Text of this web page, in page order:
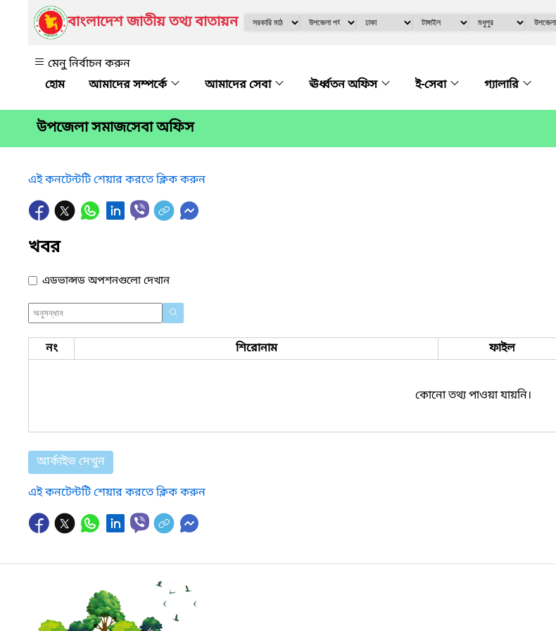
বাংলাদেশ জাতীয় তথ্য বাতায়ন
মেনু নির্বাচন করুন
আমাদের সম্পর্কে
আমাদের সেবা ঊর্ধ্বতন অফিস ই-সেবা গ্যালারি
উপজেলা সমাজসেবা অফিস
এই কনটেন্টটি শেয়ার করতে ক্লিক করুন
খবর
এডভান্সড অপশনগুলো দেখান
নং শিরোনাম ফাইল
কোনো তথ্য পাওয়া যায়নি।
আর্কাইভ দেখুন
এই কনটেন্টটি শেয়ার করতে ক্লিক করুন